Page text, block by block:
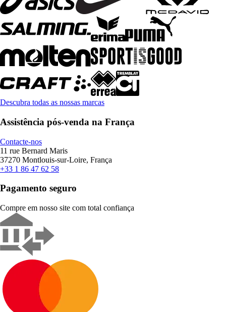
Descubra todas as nossas marcas
Assistência pós-venda na França
Contacte-nos
11 rue Bernard Maris
37270 Montlouis-sur-Loire, França
+33 1 86 47 62 58
Pagamento seguro
Compre em nosso site com total confiança